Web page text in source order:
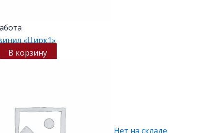
«Цирк1»
В корзину
Нет на складе